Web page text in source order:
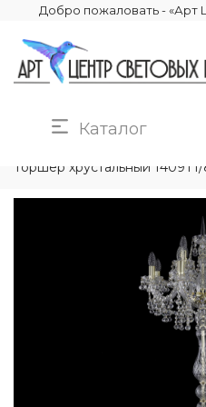
Добро пожаловать - «Арт
Каталог
Торшер хрустальный 1409T1/